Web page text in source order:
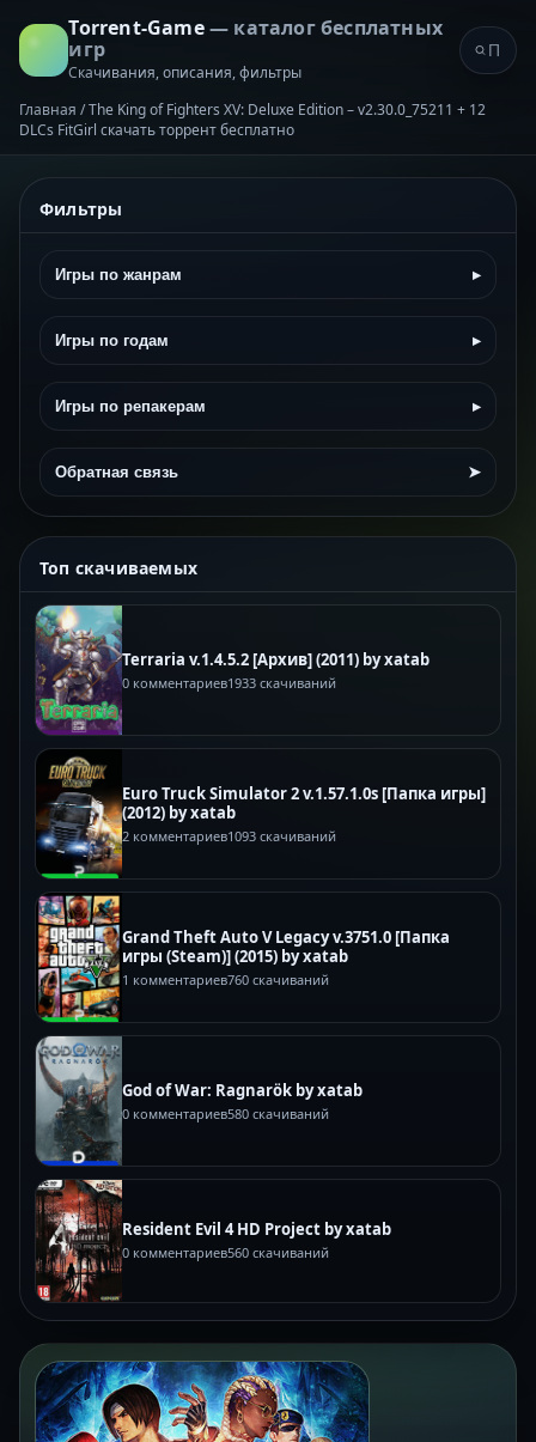
Torrent-Game— каталог бесплатных
игр
Скачивания, описания, фильтры
Главная /The King of Fighters XV: Deluxe Edition – v2.30.0_75211 + 12
DLCs FitGirl скачать торрент бесплатно
Фильтры
Игры по жанрам ▸
Игры по годам ▸
Игры по репакерам ▸
Обратная связь ➤
Топ скачиваемых
Terraria v.1.4.5.2 [Архив] (2011) by xatab
0 комментариев1933 скачиваний
Euro Truck Simulator 2 v.1.57.1.0s [Папка игры]
(2012) by xatab
2 комментариев1093 скачиваний
Grand Theft Auto V Legacy v.3751.0 [Папка
игры (Steam)] (2015) by xatab
1 комментариев760 скачиваний
God of War: Ragnarök by xatab
0 комментариев580 скачиваний
Resident Evil 4 HD Project by xatab
0 комментариев560 скачиваний